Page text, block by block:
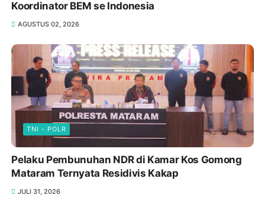
Koordinator BEM se Indonesia
AGUSTUS 02, 2026
TNI - POLR
Pelaku Pembunuhan NDR di Kamar Kos Gomong
Mataram Ternyata Residivis Kakap
JULI 31, 2026